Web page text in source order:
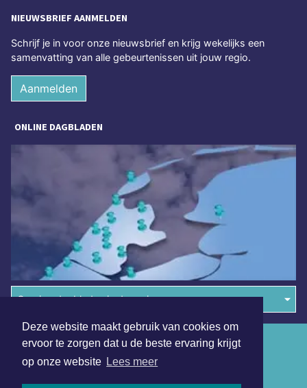
Deze website maakt gebruik van cookies om
ervoor te zorgen dat u de beste ervaring krijgt
op onze website Lees meer
NIEUWSBRIEF AANMELDEN
Schrijf je in voor onze nieuwsbrief en krijg wekelijks een
samenvatting van alle gebeurtenissen uit jouw regio.
Aanmelden
ONLINE DAGBLADEN
Overige dagbladen in de regio
Algemene voorwaarden
Disclaimer